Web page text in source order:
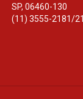
SP,06460-130
(11) 3555-2181/